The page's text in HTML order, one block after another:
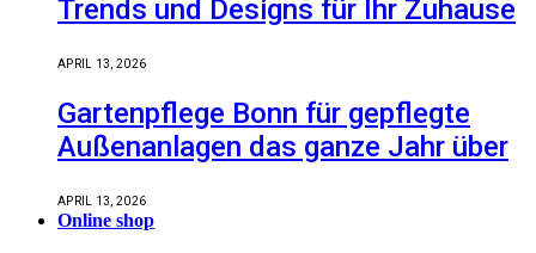
Trends und Designs für Ihr Zuhause
APRIL 13, 2026
Gartenpflege Bonn für gepflegte
Außenanlagen das ganze Jahr über
APRIL 13, 2026
Online shop